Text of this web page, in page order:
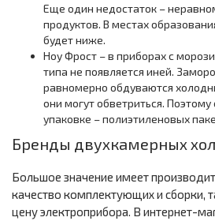
Еще один недостаток –
продуктов. В местах
будет ниже.
Ноу Фрост – в приборах с
типа не появляется иней.
равномерно обдуваются
они могут обветриться.
упаковке – полиэтиленовых
Бренды двухкамерных
Большое значение имеет
качество комплектующих и сборки,
цену электроприбора. В интернет-